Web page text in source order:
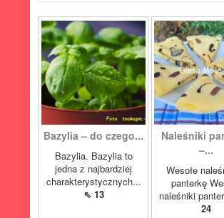
Bazylia – do czego...
Bazylia. Bazylia to
jedna z najbardziej
charakterystycznych...
⇖ 13
Naleśniki
–...
Wesołe
panterkę
naleśniki
24